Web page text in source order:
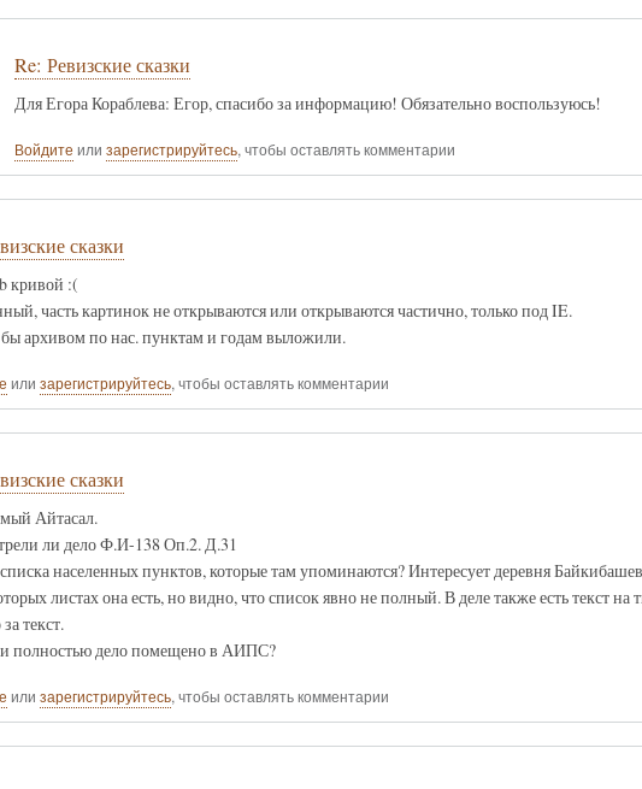
Re: Ревизские сказки
Для Егора Кораблева: Егор, спасибо за информацию! Обязательно воспользуюсь!
Войдите или зарегистрируйтесь, чтобы оставлять комментарии
сказки
кривой :(
часть картинок не открываются или открываются частично, только под IE.
архивом по нас. пунктам и годам выложили.
или зарегистрируйтесь, чтобы оставлять комментарии
сказки
Айтасал.
ли дело Ф.И-138 Оп.2. Д.31
населенных пунктов, которые там упоминаются? Интересует деревня
листах она есть, но видно, что список явно не полный. В деле также есть текст на
текст.
полностью дело помещено в АИПС?
или зарегистрируйтесь, чтобы оставлять комментарии